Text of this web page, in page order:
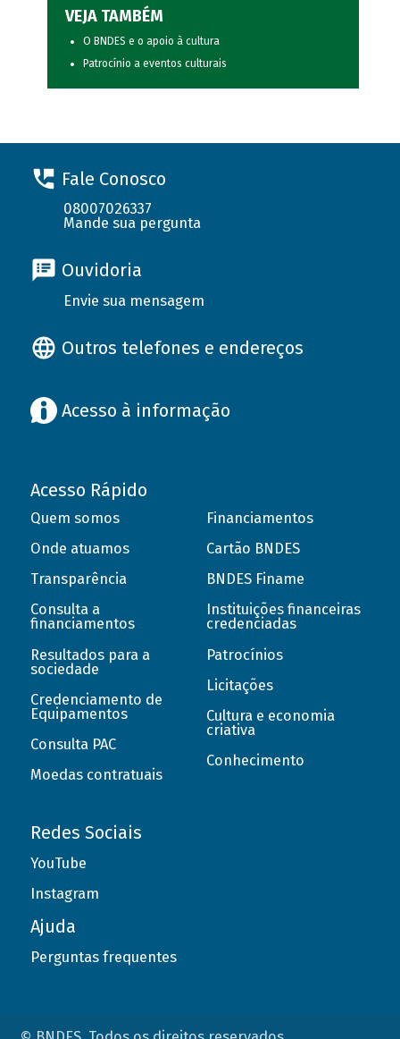
VEJA TAMBÉM
O BNDES e o apoio à cultura
Patrocínio a eventos culturais
Fale Conosco
08007026337
Mande sua pergunta
Ouvidoria
Envie sua mensagem
Outros telefones e endereços
Acesso à informação
Acesso Rápido
Quem somos
Onde atuamos
Transparência
Consulta a
financiamentos
Resultados para a
sociedade
Credenciamento de
Equipamentos
Consulta PAC
Moedas contratuais
Financiamentos
Cartão BNDES
BNDES Finame
Instituições financeiras
credenciadas
Patrocínios
Licitações
Cultura e economia
criativa
Conhecimento
Redes Sociais
YouTube
Instagram
Ajuda
Perguntas frequentes